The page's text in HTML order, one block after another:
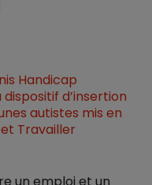
Handicap
d’insertion
autistes mis en
Travailler
un emploi et un